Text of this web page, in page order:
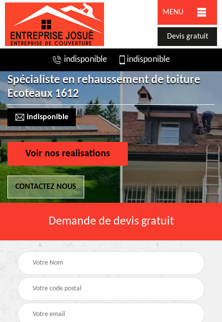
MENU
Devis gratuit
indisponible indisponible
Spécialiste en rehaussement de toiture
Ecoteaux 1612
indisponible
Voir nos realisations
CONTACTEZ NOUS
Demande de devis gratuit